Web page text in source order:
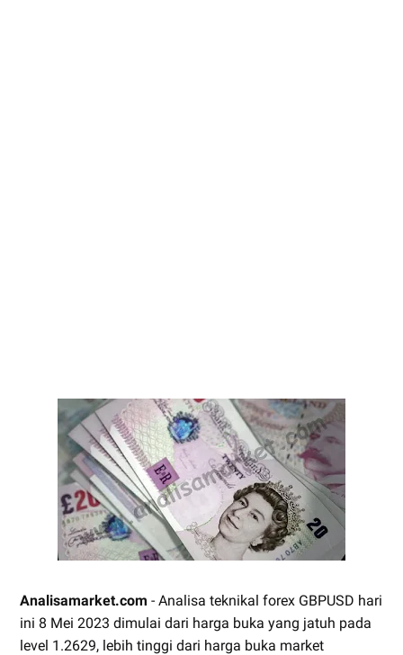
Analisamarket.com - Analisa teknikal forex GBPUSD hari
ini 8 Mei 2023 dimulai dari harga buka yang jatuh pada
level 1.2629, lebih tinggi dari harga buka market